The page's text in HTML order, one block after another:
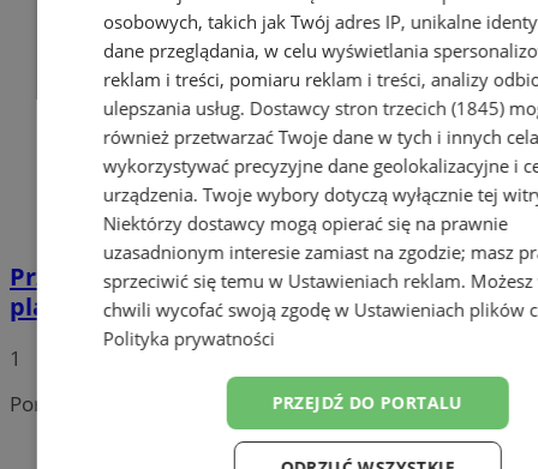
Przyszłość Wodzisławia Śląskiego:
planowane inwestycje na 2025 rok
1
Portal należy do sieci
osobowych, takich jak Twój adres IP, unikalne
dane przeglądania, w celu wyświetlania
reklam i treści, pomiaru reklam i treści, analizy
ulepszania usług. Dostawcy stron trzecich (1845)
również przetwarzać Twoje dane w tych i innych
wykorzystywać precyzyjne dane geolokalizacyjne i
urządzenia. Twoje wybory dotyczą wyłącznie tej
Niektórzy dostawcy mogą opierać się na prawnie
uzasadnionym interesie zamiast na zgodzie; masz
sprzeciwić się temu w Ustawieniach reklam.
chwili wycofać swoją zgodę w Ustawieniach plików
Polityka prywatności
PRZEJDŹ DO PORTALU